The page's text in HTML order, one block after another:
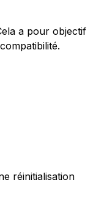
a pour objectif
réinitialisation